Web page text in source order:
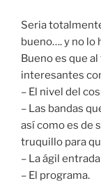
Seria
bueno…. y no lo
Bueno es que
interesantes
– El nivel del
– Las bandas
así como es de
truquillo para
– La ágil entrada
– El programa.